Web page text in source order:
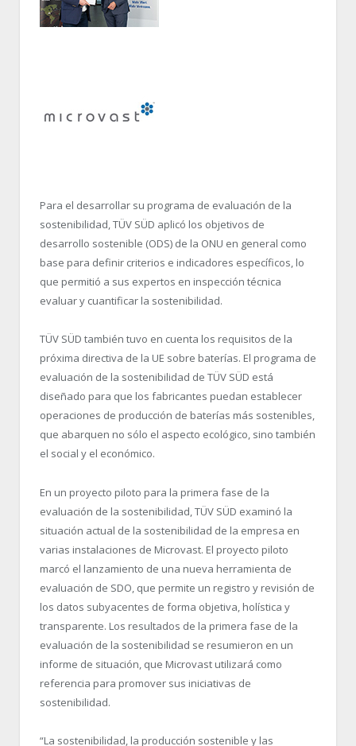
Para el desarrollar su programa de evaluación de la
sostenibilidad, TÜV SÜD aplicó los objetivos de
desarrollo sostenible (ODS) de la ONU en general como
base para definir criterios e indicadores específicos, lo
que permitió a sus expertos en inspección técnica
evaluar y cuantificar la sostenibilidad.
TÜV SÜD también tuvo en cuenta los requisitos de la
próxima directiva de la UE sobre baterías. El programa de
evaluación de la sostenibilidad de TÜV SÜD está
diseñado para que los fabricantes puedan establecer
operaciones de producción de baterías más sostenibles,
que abarquen no sólo el aspecto ecológico, sino también
el social y el económico.
En un proyecto piloto para la primera fase de la
evaluación de la sostenibilidad, TÜV SÜD examinó la
situación actual de la sostenibilidad de la empresa en
varias instalaciones de Microvast. El proyecto piloto
marcó el lanzamiento de una nueva herramienta de
evaluación de SDO, que permite un registro y revisión de
los datos subyacentes de forma objetiva, holística y
transparente. Los resultados de la primera fase de la
evaluación de la sostenibilidad se resumieron en un
informe de situación, que Microvast utilizará como
referencia para promover sus iniciativas de
sostenibilidad.
“La sostenibilidad, la producción sostenible y las